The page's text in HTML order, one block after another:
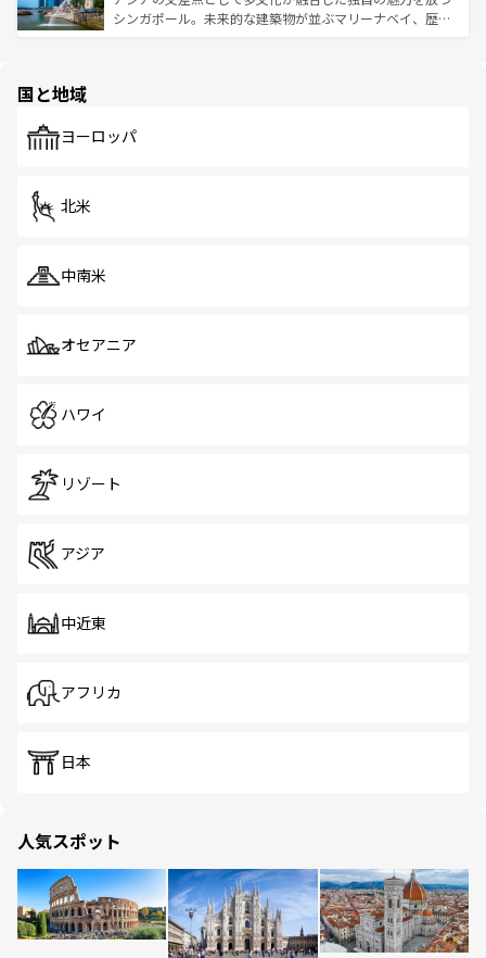
た文化、そして多様な観光資源が、訪れる旅人を魅了し続
うな絶景から文化的な体験まで、香港を存分に楽しみ尽く
シンガポール。未来的な建築物が並ぶマリーナベイ、歴史
で、ホーカーズは地元の風情を楽しめる外せないスポット
国と地域
ヨーロッパ
北米
中南米
オセアニア
ハワイ
リゾート
アジア
中近東
アフリカ
日本
人気スポット